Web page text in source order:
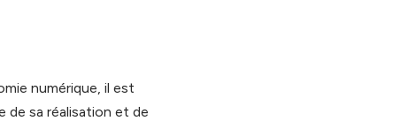
numérique, il est
de sa réalisation et de